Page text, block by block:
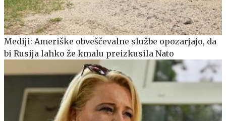
Mediji: Ameriške obveščevalne službe opozarjajo, da
bi Rusija lahko že kmalu preizkusila Nato